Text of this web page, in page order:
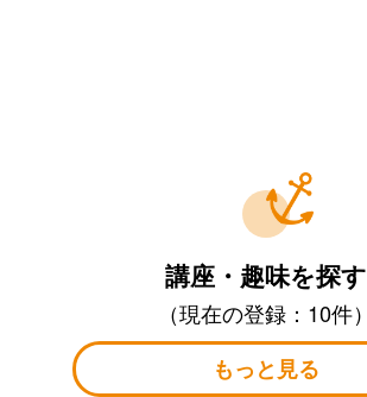
講座・趣味を探す
（現在の登録：10件）
もっと見る